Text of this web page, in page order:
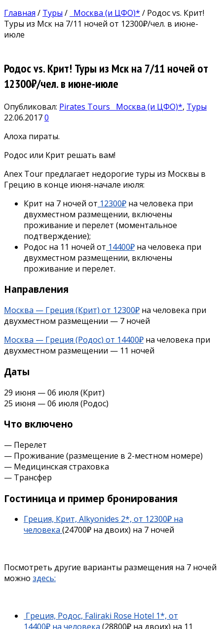
Главная / Туры / Москва (и ЦФО)* / Родос vs. Крит!
Туры из Мск на 7/11 ночей от 12300₽/чел. в июне-
июле
Родос vs. Крит! Туры из Мск на 7/11 ночей от
12300₽/чел. в июне-июле
Опубликовал: Pirates Tours Москва (и ЦФО)*, Туры
22.06.20170
Алоха пираты.
Родос или Крит решать вам!
Anex Tour предлагает недорогие туры из Москвы в
Грецию в конце июня-начале июля:
Крит на 7 ночей от 12300₽ на человека при
двухместном размещении, включены
проживание и перелет (моментальное
подтверждение);
Родос на 11 ночей от 14400₽ на человека при
двухместном размещении, включены
проживание и перелет.
Направления
Москва — Греция (Крит) от 12300₽ на человека при
двухместном размещении — 7 ночей
Москва — Греция (Родос) от 14400₽ на человека при
двухместном размещении — 11 ночей
Даты
29 июня — 06 июля (Крит)
25 июня — 06 июля (Родос)
Что включено
— Перелет
— Проживание (размещение в 2-местном номере)
— Медицинская страховка
— Трансфер
Гостиница и пример бронирования
Греция, Крит, Alkyonides 2*, от 12300₽ на
человека (24700₽ на двоих) на 7 ночей
Посмотреть другие варианты размещения на 7 ночей
можно здесь:
Греция, Родос, Faliraki Rose Hotel 1*, от
14400₽ на человека (28800₽ на двоих) на 11